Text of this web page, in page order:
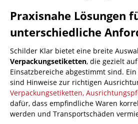
Praxisnahe Lösungen
unterschiedliche
Schilder Klar bietet eine breite
Verpackungsetiketten, die gezielt
Einsatzbereiche abgestimmt sind.
sind Hinweise zur richtigen
Verpackungsetiketten,
dafür, dass empfindliche Waren
werden und Transportschäden